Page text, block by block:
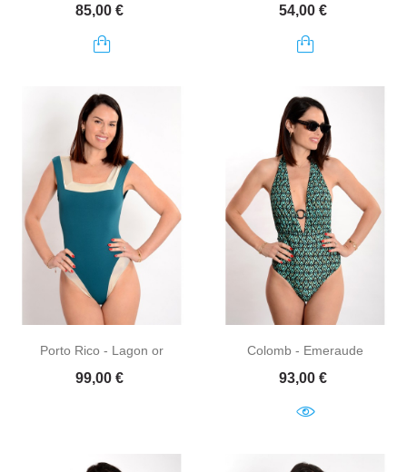
Prix
85,00 € Prix
54,00 €
Porto Rico - Lagon or
Prix
99,00 €
Colomb - Emeraude
Prix
93,00 €